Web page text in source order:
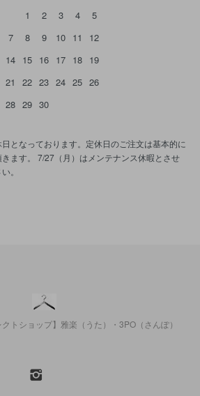
1
2 3 4
5
7 8 9 10 11
12
14 15 16 17 18 19
21 22 23 24 25 26
28 29 30
となっております。定休日のご注文は基本的に
ます。 7/27（月）はメンテナンス休暇とさせ
。
トショップ】雅楽（うた）・3PO（さんぽ）